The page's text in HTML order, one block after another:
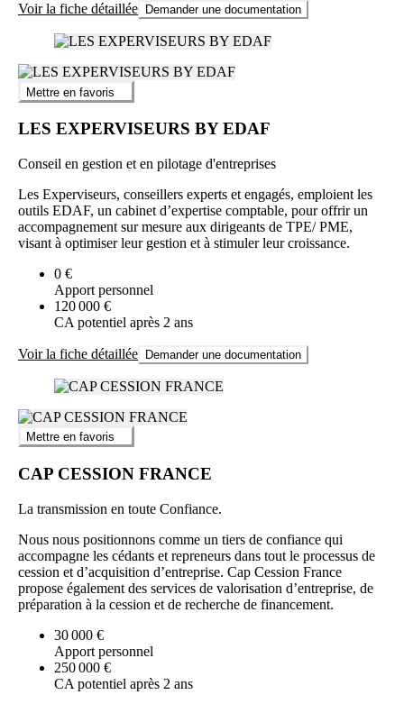
parcours complet : formation initiale, modules en e-learning,
sessions interactives et suivi personnalisé avec des animateurs
dédiés. Les membres accèdent à une suite d’outils digitaux sécurisés,
facilitant la gestion des clients, la dématérialisation des documents, la
permettre à chacun d’actualiser ses compétences et de rester en
phase avec les exigences du marché en constante mutation.
Synthèse des prestations phares et typologie des missions
Le concept AADPROX repose sur une offre de services vaste et
structurée :
Support administratif externalisé : gestion des flux
documentaires, dématérialisation, classement et archivage
sécurisé.
Assistance RH : collecte de données RH, appui à la paie,
gestion du personnel, premier niveau d’accompagnement RH.
Conseil opérationnel : veille, analyse, alertes, soutien à la prise
de décision, relais avec les experts comptables et juridiques.
Services complémentaires : appui aux appels d’offre,
externalisation du service courrier, secrétariat de direction,
gestion d’achats courants.
demande des petits entrepreneurs, de créer des solutions à forte
confiance, la proximité et la performance.
Un réseau présent sur tout le territoire et engagé dans la
transformation numérique
La communauté AADPROX s’organise autour de valeurs fortes
d’entraide et de dynamisme local. Les membres du réseau,
secrétaires et administrateurs indépendants aguerris à la
digitalisation, offrent leurs compétences sur l’ensemble du territoire
français, illustrant l’ambition de couvrir toutes les régions avec un
service de qualité. Les outils numériques et collaboratifs apportés
renforcent la capacité d’accompagnement et l’adéquation avec les
Voir la fiche détaillée Demander une documentation
Mettre en favoris
LES EXPERVISEURS BY EDAF
Conseil en gestion et en pilotage d'entreprises
Les Experviseurs, conseillers experts et engagés, emploient les
outils EDAF, un cabinet d’expertise comptable, pour offrir un
accompagnement sur mesure aux dirigeants de TPE/ PME,
visant à optimiser leur gestion et à stimuler leur croissance.
0 €
Apport personnel
120 000 €
CA potentiel après 2 ans
Voir la fiche détaillée Demander une documentation
Mettre en favoris
CAP CESSION FRANCE
La transmission en toute Confiance.
Nous nous positionnons comme un tiers de confiance qui
accompagne les cédants et repreneurs dans tout le processus de
cession et d’acquisition d’entreprise. Cap Cession France
propose également des services de valorisation d’entreprise, de
préparation à la cession et de recherche de financement.
30 000 €
Apport personnel
250 000 €
CA potentiel après 2 ans